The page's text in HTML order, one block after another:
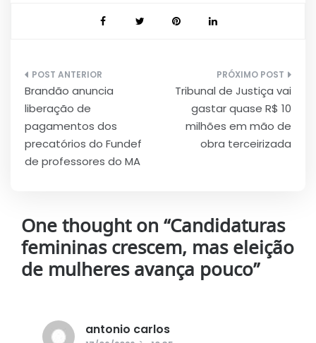
Navegação
de
Post
Brandão anuncia
liberação de
pagamentos dos
precatórios do Fundef
de professores do MA
Tribunal de Justiça vai
gastar quase R$ 10
milhões em mão de
obra terceirizada
One thought on “Candidaturas
femininas crescem, mas eleição
de mulheres avança pouco”
antonio carlos